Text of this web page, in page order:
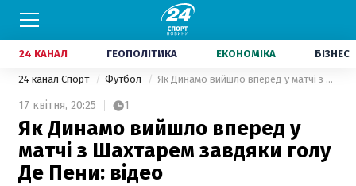
24 КАНАЛ ГЕОПОЛІТИКА ЕКОНОМІКА БІЗНЕС
24 канал Спорт Футбол Як Динамо вийшло вперед у матчі з Шахтарем завдяки голу Де Пени: відео
17 квітня, 20:25 1
Як Динамо вийшло вперед у
матчі з Шахтарем завдяки голу
Де Пени: відео